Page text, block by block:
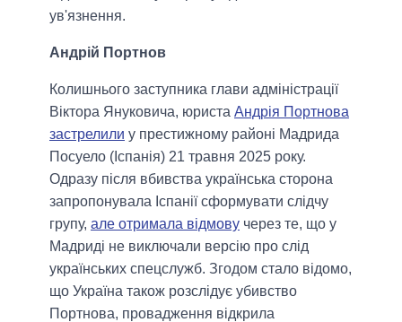
ув'язнення.
Андрій Портнов
Колишнього заступника глави адміністрації
Віктора Януковича, юриста Андрія Портнова
застрелили у престижному районі Мадрида
Посуело (Іспанія) 21 травня 2025 року.
Одразу після вбивства українська сторона
запропонувала Іспанії сформувати слідчу
групу, але отримала відмову через те, що у
Мадриді не виключали версію про слід
українських спецслужб. Згодом стало відомо,
що Україна також розслідує убивство
Портнова, провадження відкрила